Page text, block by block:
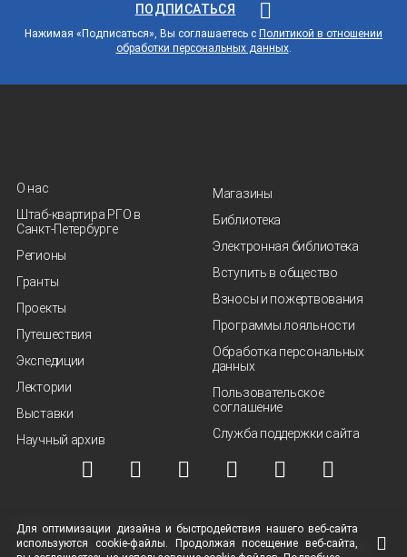
ПОДПИСАТЬСЯ
Нажимая «Подписаться», Вы соглашаетесь с Политикой в отношении
обработки персональных данных.
О нас
Штаб-квартира РГО в
Санкт‑Петербурге
Регионы
Гранты
Проекты
Путешествия
Экспедиции
Лектории
Выставки
Научный архив
Магазины
Библиотека
Электронная библиотека
Вступить в общество
Взносы и пожертвования
Программы лояльности
Обработка персональных
данных
Пользовательское
соглашение
Служба поддержки сайта
© ВОО "Русское географическое общество", 2013-2026 г.
Условия использования материалов
Политика защиты и обработки персональных
Для оптимизации дизайна и быстродействия нашего веб-сайта
используются cookie-файлы. Продолжая посещение веб-сайта,